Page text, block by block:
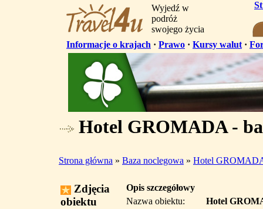
Wyjedź w
podróż
swojego życia
Informacje o krajach · Prawo · Kursy walut ·
Hotel GROMADA -
Strona główna » Baza noclegowa » Hotel
Zdjęcia
obiektu
Opis szczegółowy
Nazwa obiektu:
Hotel